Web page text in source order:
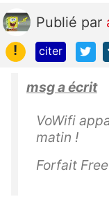
Publié par
!
citer
msg a écrit
VoWifi
matin !
Forfait